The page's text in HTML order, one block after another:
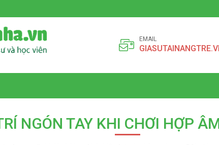
EMAIL
NGÓN TAY KHI CHƠI HỢP